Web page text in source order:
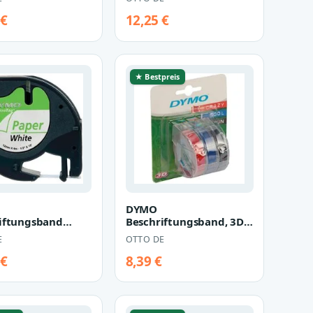
12,25 €
91200 weiß
★ Bestpreis
DYMO
Beschriftungsband, 3D-
Prägeband 9,00 mm x
2,00 m
OTTO DE
8,39 €